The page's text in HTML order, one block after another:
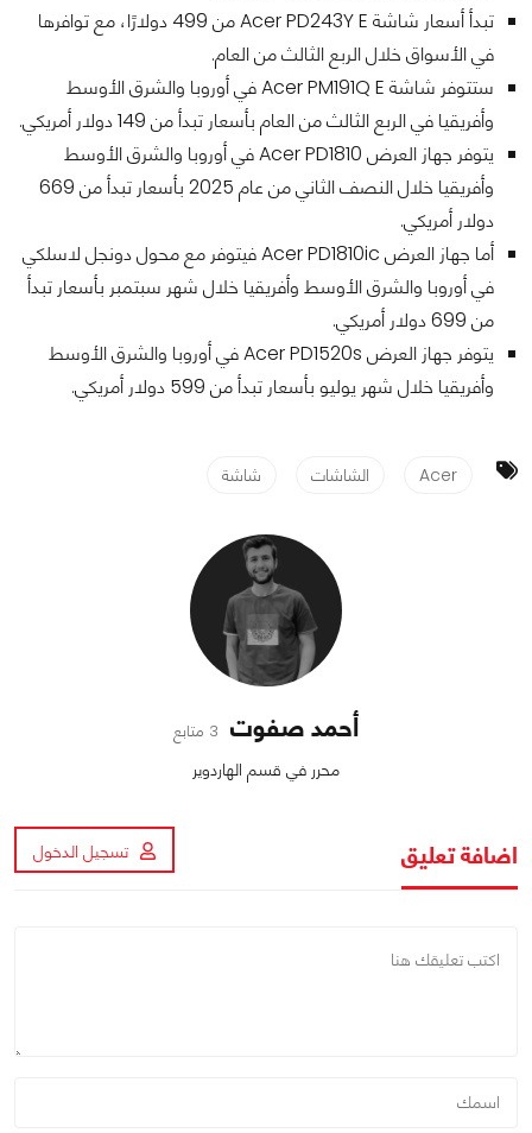
تبدأ أسعار شاشة Acer PD243Y E من 499 دولارًا، مع توافرها
في الأسواق خلال الربع الثالث من العام.
ستتوفر شاشة Acer PM191Q E في أوروبا والشرق الأوسط
وأفريقيا في الربع الثالث من العام بأسعار تبدأ من 149 دولار أمريكي.
يتوفر جهاز العرض Acer PD1810 في أوروبا والشرق الأوسط
وأفريقيا خلال النصف الثاني من عام 2025 بأسعار تبدأ من 669
دولار أمريكي.
أما جهاز العرض Acer PD1810ic فيتوفر مع محول دونجل لاسلكي
في أوروبا والشرق الأوسط وأفريقيا خلال شهر سبتمبر بأسعار تبدأ
من 699 دولار أمريكي.
يتوفر جهاز العرض Acer PD1520s في أوروبا والشرق الأوسط
وأفريقيا خلال شهر يوليو بأسعار تبدأ من 599 دولار أمريكي.
Acer الشاشات شاشة
أحمد صفوت 3 متابع
محرر في قسم الهاردوير
اضافة تعليق تسجيل الدخول